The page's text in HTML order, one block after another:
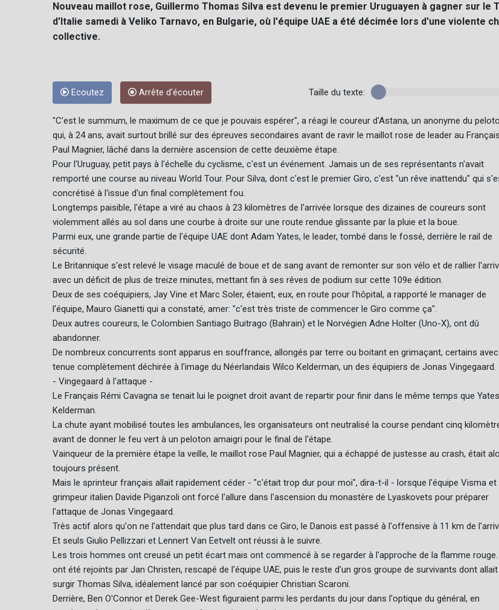
Nouveau maillot rose, Guillermo Thomas Silva est devenu le premier Uruguayen à gagner sur le
d'Italie samedi à Veliko Tarnavo, en Bulgarie, où l'équipe UAE a été décimée lors d'une violente
collective.
Ecoutez Arrête d'écouter Taille du texte:
"C'est le summum, le maximum de ce que je pouvais espérer", a réagi le coureur d'Astana, un anonyme du
qui, à 24 ans, avait surtout brillé sur des épreuves secondaires avant de ravir le maillot rose de leader au Français
Paul Magnier, lâché dans la dernière ascension de cette deuxième étape.
Pour l'Uruguay, petit pays à l'échelle du cyclisme, c'est un événement. Jamais un de ses représentants n'avait
remporté une course au niveau World Tour. Pour Silva, dont c'est le premier Giro, c'est "un rêve inattendu" qui
concrétisé à l'issue d'un final complètement fou.
Longtemps paisible, l'étape a viré au chaos à 23 kilomètres de l'arrivée lorsque des dizaines de coureurs sont
violemment allés au sol dans une courbe à droite sur une route rendue glissante par la pluie et la boue.
Parmi eux, une grande partie de l'équipe UAE dont Adam Yates, le leader, tombé dans le fossé, derrière le rail de
sécurité.
Le Britannique s'est relevé le visage maculé de boue et de sang avant de remonter sur son vélo et de rallier
avec un déficit de plus de treize minutes, mettant fin à ses rêves de podium sur cette 109e édition.
Deux de ses coéquipiers, Jay Vine et Marc Soler, étaient, eux, en route pour l'hôpital, a rapporté le manager de
l'équipe, Mauro Gianetti qui a constaté, amer: "c'est très triste de commencer le Giro comme ça".
Deux autres coureurs, le Colombien Santiago Buitrago (Bahrain) et le Norvégien Adne Holter (Uno-X), ont dû
abandonner.
De nombreux concurrents sont apparus en souffrance, allongés par terre ou boitant en grimaçant, certains
tenue complètement déchirée à l'image du Néerlandais Wilco Kelderman, un des équipiers de Jonas Vingegaard.
- Vingegaard à l'attaque -
Le Français Rémi Cavagna se tenait lui le poignet droit avant de repartir pour finir dans le même temps que
Kelderman.
La chute ayant mobilisé toutes les ambulances, les organisateurs ont neutralisé la course pendant cinq
avant de donner le feu vert à un peloton amaigri pour le final de l'étape.
Vainqueur de la première étape la veille, le maillot rose Paul Magnier, qui a échappé de justesse au crash, était
toujours présent.
Mais le sprinteur français allait rapidement céder - "c'était trop dur pour moi", dira-t-il - lorsque l'équipe Visma et
grimpeur italien Davide Piganzoli ont forcé l'allure dans l'ascension du monastère de Lyaskovets pour préparer
l'attaque de Jonas Vingegaard.
Très actif alors qu'on ne l'attendait que plus tard dans ce Giro, le Danois est passé à l'offensive à 11 km de
Et seuls Giulio Pellizzari et Lennert Van Eetvelt ont réussi à le suivre.
Les trois hommes ont creusé un petit écart mais ont commencé à se regarder à l'approche de la flamme rouge.
ont été rejoints par Jan Christen, rescapé de l'équipe UAE, puis le reste d'un gros groupe de survivants dont allait
surgir Thomas Silva, idéalement lancé par son coéquipier Christian Scaroni.
Derrière, Ben O'Connor et Derek Gee-West figuraient parmi les perdants du jour dans l'optique du général, en